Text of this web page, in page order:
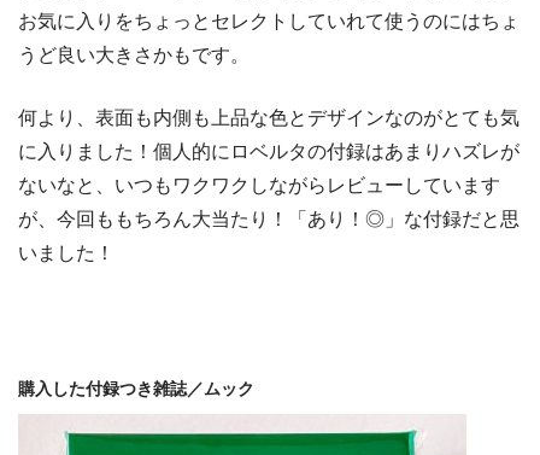
お気に入りをちょっとセレクトしていれて使うのにはちょ
うど良い大きさかもです。
何より、表面も内側も上品な色とデザインなのがとても気
に入りました！個人的にロベルタの付録はあまりハズレが
ないなと、いつもワクワクしながらレビューしています
が、今回ももちろん大当たり！「あり！◎」な付録だと思
いました！
購入した付録つき雑誌／ムック